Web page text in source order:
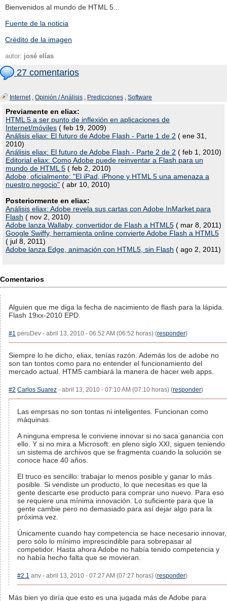
Bienvenidos al mundo de HTML 5...
Fuente de la noticia
Crédito de la imagen
autor: josé elías
27 comentarios
Internet, Opinión / Análisis , Predicciones , Software
Previamente en eliax:
HTML 5 a ser punto de inflexión en aplicaciones de
Internet/móviles ( feb 19, 2009)
Análisis eliax: El futuro de Adobe Flash - Parte 1 de 2 ( ene 31,
2010)
Análisis eliax: El futuro de Adobe Flash - Parte 2 de 2 ( feb 1, 2010)
Editorial eliax: Como Adobe puede reinventar a Flash para un
mundo de HTML 5 ( feb 2, 2010)
Adobe, oficialmente: "El iPad, iPhone y HTML 5 una amenaza a
nuestro negocio" ( abr 10, 2010)
Posteriormente en eliax:
Análisis eliax: Adobe revela sus cartas con Adobe InMarket para
Flash ( nov 2, 2010)
Adobe lanza Wallaby, convertidor de Flash a HTML5 ( mar 8, 2011)
Google Swiffy, herramienta online convierte Adobe Flash a HTML5
( jul 8, 2011)
Adobe lanza Edge, animación con HTML5, sin Flash ( ago 2, 2011)
Comentarios
Alguien que me diga la fecha de nacimiento de flash para la lápida.
Flash 19xx-2010 EPD.
#1 peruDev - abril 13, 2010 - 06:52 AM (06:52 horas) (responder)
Siempre lo he dicho, eliax, tenías razón. Además los de adobe no
son tan tontos como para no entender el funcionamiento del
mercado actual. HTM5 cambiará la manera de hacer web apps.
#2 Carlos Suarez - abril 13, 2010 - 07:10 AM (07:10 horas) (responder)
Las emprsas no son tontas ni inteligentes. Funcionan como
máquinas.
A ninguna empresa le conviene innovar si no saca ganancia con
ello. Y si no mira a Microsoft: en pleno siglo XXI, siguen teniendo
un sistema de archivos que se fragmenta cuando la solución se
conoce hace 40 años.
El truco es sencillo: trabajar lo menos posible y ganar lo más
posible. Si vendiste un producto, lo que necesitas es que la
gente descarte ese producto para comprar uno nuevo. Para eso
se requiere una mínima innovación. Lo suficiente para que la
gente cambie pero no demasiado para así dejar algo para la
próxima vez.
Únicamente cuando hay competencia se hace necesario innovar,
pero sólo lo mínimo imprescindible para sobrepasar al
competidor. Hasta ahora Adobe no había tenido competencia y
no había hecho falta que se movieran.
#2.1 anv - abril 13, 2010 - 07:27 AM (07:27 horas) (responder)
Más bien yo diría que esto es una jugada más de Adobe para